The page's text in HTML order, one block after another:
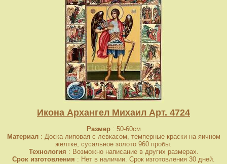
Икона Архангел Михаил Арт. 4724
Размер: 50-60см
Материал: Доска липовая с левкасом, темперные краски на яичном
желтке, сусальное золото 960 пробы.
Технология : Возможно написание в других размерах.
Срок изготовления : Нет в наличии. Срок изготовления 30 дней.